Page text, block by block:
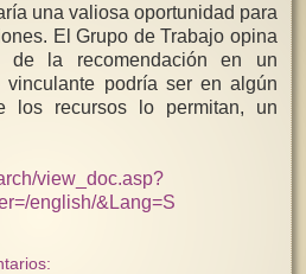
una valiosa oportunidad para
El Grupo de Trabajo opina
de la recomendación en un
vinculante podría ser en algún
los recursos lo permitan, un
view_doc.asp?
english/&Lang=S